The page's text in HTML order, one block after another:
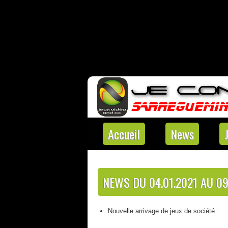
Accueil News
NEWS DU 04.01.2021 AU
Nouvelle arrivage de jeux de société :